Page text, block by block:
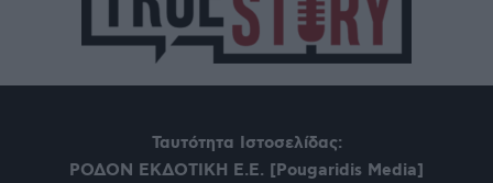
Ταυτότητα Ιστοσελίδας:
ΡΟΔΟΝ ΕΚΔΟΤΙΚΗ Ε.Ε. [Pougaridis Media]